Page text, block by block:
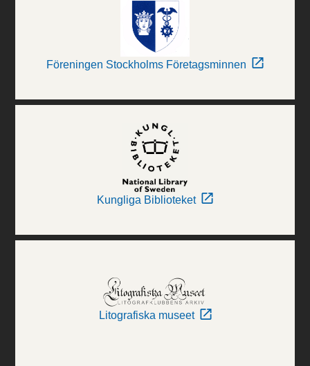
Föreningen Stockholms Företagsminnen
Kungliga Biblioteket
Litografiska museet